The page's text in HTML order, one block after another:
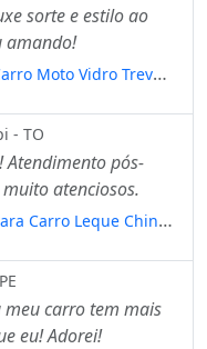
sorte e estilo ao
amando!
Moto Vidro Trevo
- TO
Atendimento pós-
atenciosos.
Carro Leque Chinês
meu carro tem mais
eu! Adorei!